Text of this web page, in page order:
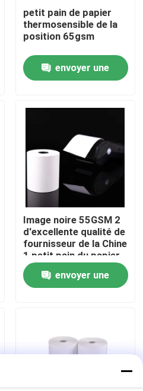
de position
papier pour étiquettes
petit pain de papier
thermosensible de la
position 65gsm
envoyer une
Image noire 55GSM 2
d'excellente qualité de
fournisseur de la Chine
1 petit pain du papier
4 X50 thermosensible
pour la machine
d'atmosphère de
envoyer une